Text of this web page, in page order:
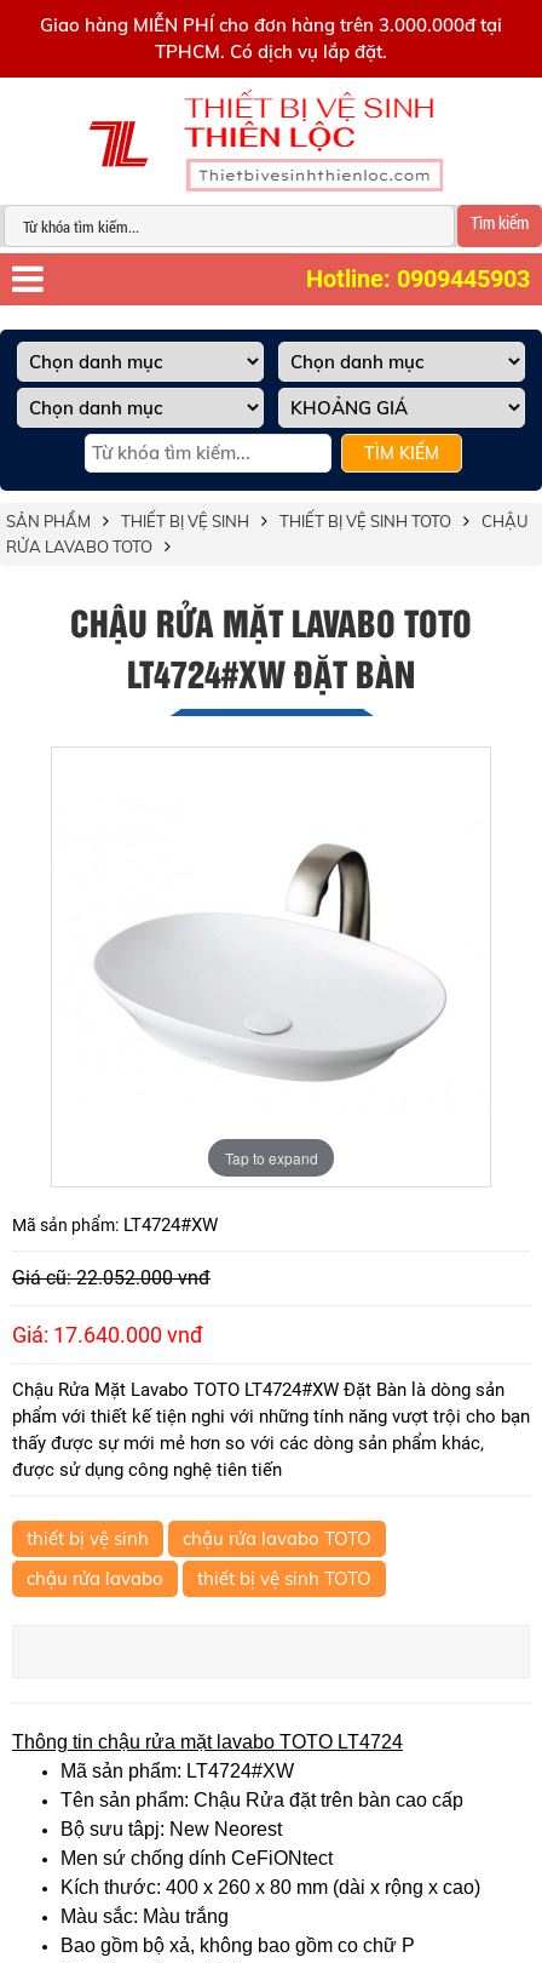
Giao hàng MIỄN PHÍ cho đơn hàng trên 3.000.000đ tại
TPHCM. Có dịch vụ lắp đặt.
Tìm kiếm
Hotline: 0909445903
TÌM KIẾM
SẢN PHẨM THIẾT BỊ VỆ SINH THIẾT BỊ VỆ SINH TOTO
CHẬU
RỬA LAVABO TOTO
CHẬU RỬA MẶT LAVABO TOTO
LT4724#XW ĐẶT BÀN
Tap to expand
Mã sản phẩm: LT4724#XW
Giá cũ: 22.052.000 vnđ
Giá: 17.640.000 vnđ
Chậu Rửa Mặt Lavabo TOTO LT4724#XW Đặt Bàn là dòng sản
phẩm với thiết kế tiện nghi với những tính năng vượt trội cho bạn
thấy được sự mới mẻ hơn so với các dòng sản phẩm khác,
được sử dụng công nghệ tiên tiến
thiết bị vệ sinh
chậu rửa lavabo TOTO
chậu rửa lavabo
thiết bị vệ sinh TOTO
Thông tin chậu rửa mặt lavabo TOTO LT4724
Mã sản phẩm: LT4724#XW
Tên sản phẩm: Chậu Rửa đặt trên bàn cao cấp
Bộ sưu tâpj: New Neorest
Men sứ chống dính CeFiONtect
Kích thước: 400 x 260 x 80 mm (dài x rộng x cao)
Màu sắc: Màu trắng
Bao gồm bộ xả, không bao gồm co chữ P
0909445903